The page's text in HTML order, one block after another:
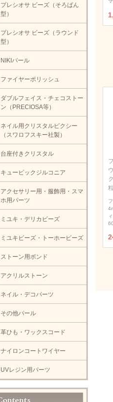
プレシオサ ビーズ（そろばん
型）
プレシオサ ビーズ（ラウンド
型）
NIKIパール
ファイヤーポリッシュ
ダブルフェイス・チェコストー
ン（PRECIOSA等）
ネイル用クリスタルピクシー
（スワロフスキー社製）
台座付きクリスタル
キュービックジルコニア
アクセサリー用・服飾用・スマ
ホ用パーツ
ミユキ・デリカビーズ
ミユキビーズ・トーホービーズ
ストーン用ボンド
アクリルストーン
ネイル・デコパーツ
その他パール
革ひも・ワックスコード
ナイロンコートワイヤー
UVレジン用パーツ